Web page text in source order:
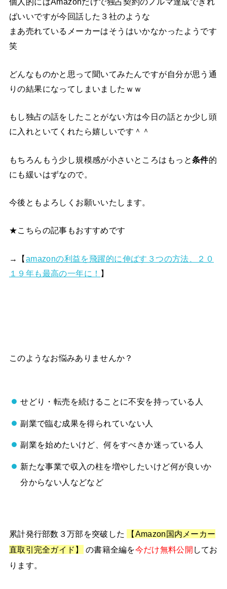
ばいいですが今回話した３社のような
まあ売れているメーカーはそうはいかなかったようです
笑
どんなものかと思って聞いてみたんですが自分が思う通
りの結果になってしまいましたｗｗ
もし独占の話をしたことがない方は今日の話とか少し頭
に入れといてくれたら嬉しいです＾＾
もちろんもう少し規模感が小さいところはもっと条件的
にも緩いはずなので。
今後ともよろしくお願いいたします。
★こちらの記事もおすすめです
→【amazonの利益を飛躍的に伸ばす３つの方法、２０
１９年も最高の一年に！ 】
このようなお悩みありませんか？
せどり・転売を続けることに不安を持っている人
副業で臨む成果を得られていない人
副業を始めたいけど、何をすべきか迷っている人
新たな事業で収入の柱を増やしたいけど何が良いか
分からない人などなど
累計発行部数３万部を突破した
【Amazon国内メーカー
直取引完全ガイド】
の書籍全編を今だけ無料公開 してお
ります。